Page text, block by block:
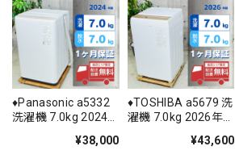
♦️Panasonic a5332
洗濯機 7.0kg 2024
¥38,000
♦️TOSHIBA a5679 洗
濯機 7.0kg 2026年
¥43,600